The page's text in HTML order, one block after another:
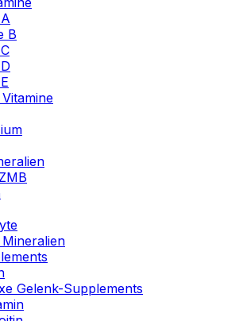
B
Gelenk-Supplements